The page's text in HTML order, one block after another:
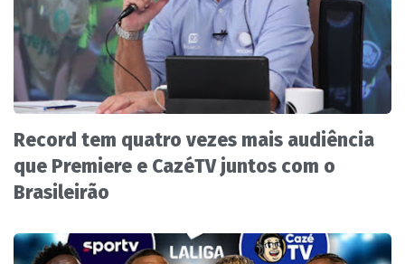
Record tem quatro vezes mais audiência
que Premiere e CazéTV juntos com o
Brasileirão